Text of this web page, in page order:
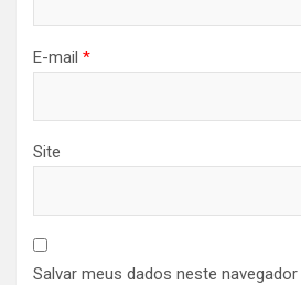
E-mail *
Site
Salvar meus dados neste